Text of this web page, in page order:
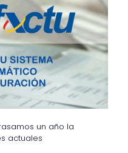
un año la
actuales